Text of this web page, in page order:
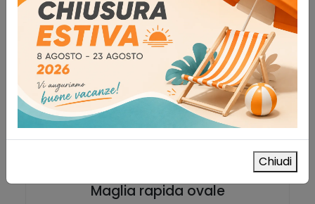
Maglia rapida ovale
Chiudi